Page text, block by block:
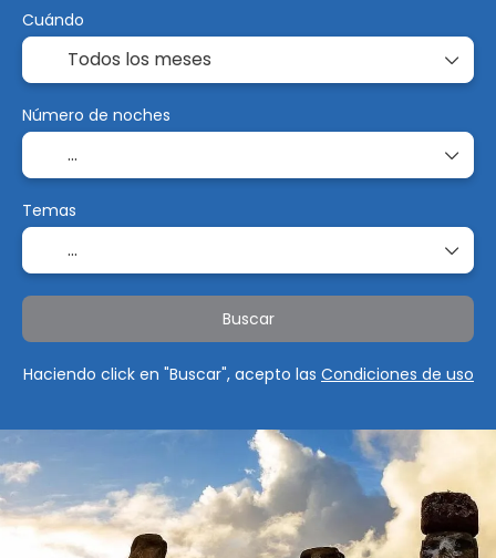
Cuándo
Número de noches
Temas
Buscar
Haciendo click en "Buscar", acepto las Condiciones de uso